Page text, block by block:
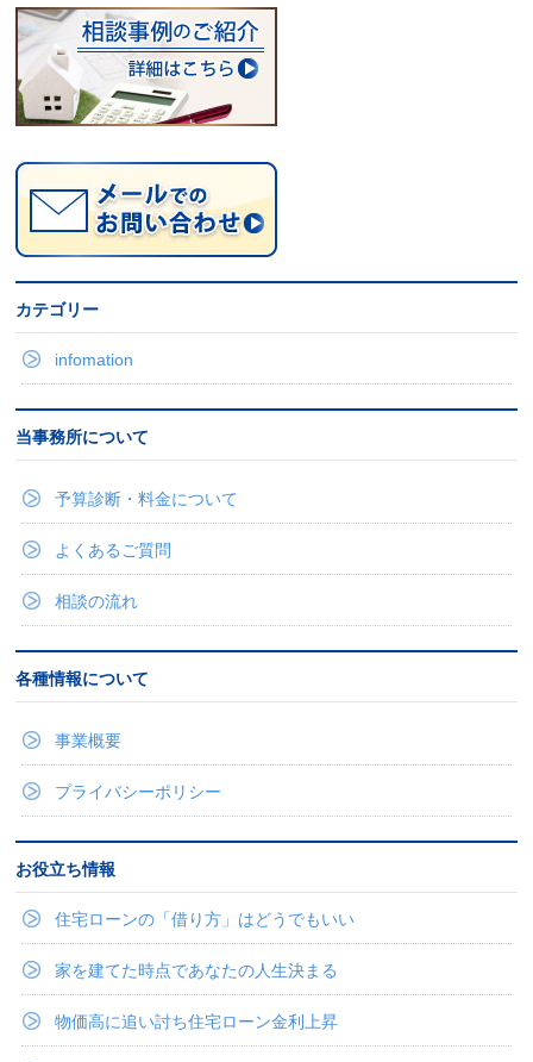
カテゴリー
infomation
当事務所について
予算診断・料金について
よくあるご質問
相談の流れ
各種情報について
事業概要
プライバシーポリシー
お役立ち情報
住宅ローンの「借り方」はどうでもいい
家を建てた時点であなたの人生決まる
物価高に追い討ち住宅ローン金利上昇